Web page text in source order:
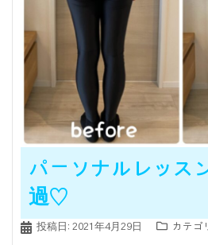
パーソナルレッス
過♡
投稿日: 2021年4月29日 カテゴ